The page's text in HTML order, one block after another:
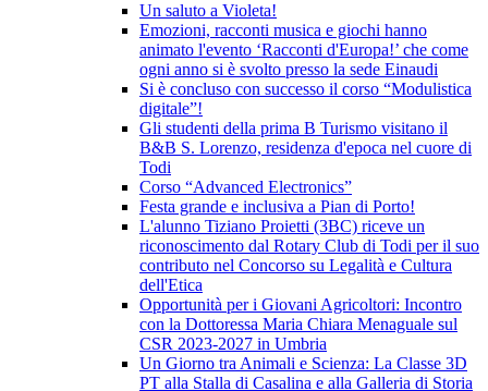
Un saluto a Violeta!
Emozioni, racconti musica e giochi hanno
animato l'evento ‘Racconti d'Europa!’ che come
ogni anno si è svolto presso la sede Einaudi
Si è concluso con successo il corso “Modulistica
digitale”!
Gli studenti della prima B Turismo visitano il
B&B S. Lorenzo, residenza d'epoca nel cuore di
Todi
Corso “Advanced Electronics”
Festa grande e inclusiva a Pian di Porto!
L'alunno Tiziano Proietti (3BC) riceve un
riconoscimento dal Rotary Club di Todi per il suo
contributo nel Concorso su Legalità e Cultura
dell'Etica
Opportunità per i Giovani Agricoltori: Incontro
con la Dottoressa Maria Chiara Menaguale sul
CSR 2023-2027 in Umbria
Un Giorno tra Animali e Scienza: La Classe 3D
PT alla Stalla di Casalina e alla Galleria di Storia